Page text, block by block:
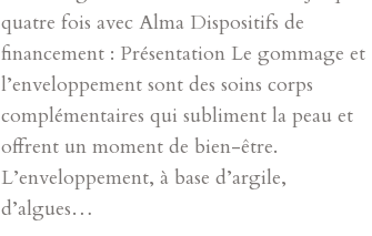
quatre fois avec Alma Dispositifs de
financement : Présentation Le gommage et
l’enveloppement sont des soins corps
complémentaires qui subliment la peau et
offrent un moment de bien-être.
L’enveloppement, à base d’argile,
d’algues…